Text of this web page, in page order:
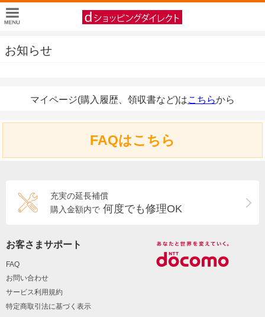
お知らせ
マイページ(購入履歴、領収書など)はこちらから
FAQはこちら
充実の延長補償
購入金額内で 何度でも修理OK
お客さまサポート
FAQ
お問い合わせ
サービス利用規約
特定商取引法に基づく表示